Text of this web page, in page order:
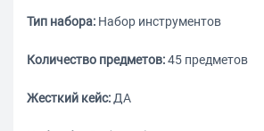
Тип набора: Набор инструментов
Количество предметов:45 предметов
Жесткий кейс: ДА